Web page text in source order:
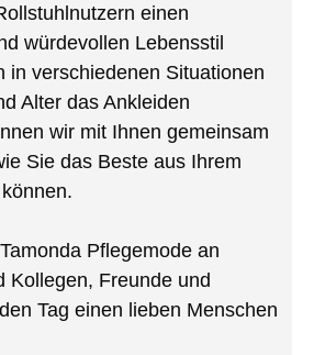
einen
würdevollen Lebensstil
in verschiedenen Situationen
Alter das Ankleiden
wir mit Ihnen gemeinsam
Sie das Beste aus Ihrem
Pflegemode an
Kollegen, Freunde und
Tag einen lieben Menschen